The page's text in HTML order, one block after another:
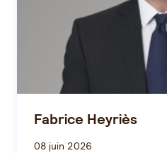
Fabrice Heyriès
08 juin 2026